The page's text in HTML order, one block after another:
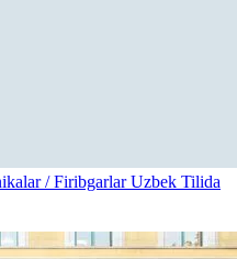
/ Firibgarlar Uzbek Tilida